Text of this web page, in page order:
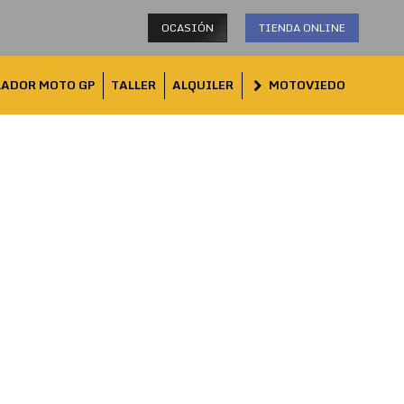
OCASIÓN TIENDA ONLINE
MOTO GP TALLER ALQUILER MOTOVIEDO